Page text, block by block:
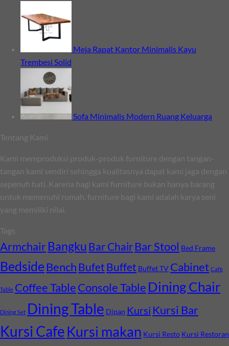
Meja Rapat Kantor Minimalis Kayu
Trembesi Solid
Sofa Minimalis Modern Ruang Keluarga
Tentang Kami
Kami memproduksi produk-produk furniture dengan tangan-
tangan kami sendiri sehingga kualitasnya dapat kami jaga dengan
sepenuh hati. Karena bagi kami furniture bukan hanya barang
untuk memenuhi rumah, furniture bagi kami adalah karya seni
yang memiliki nilai.
Tags
ArmchairBangku Bar ChairBar Stool Bed Frame
Bedside BenchBufetBuffet Buffet TV Cabinet Cafe
Table Coffee TableConsole Table Dining Chair
Dining Set Dining Table Dipan Kursi Kursi Bar
Kursi CafeKursi makan Kursi Resto Kursi Restoran